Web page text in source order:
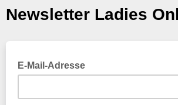
Newsletter Ladies
E-Mail-Adresse